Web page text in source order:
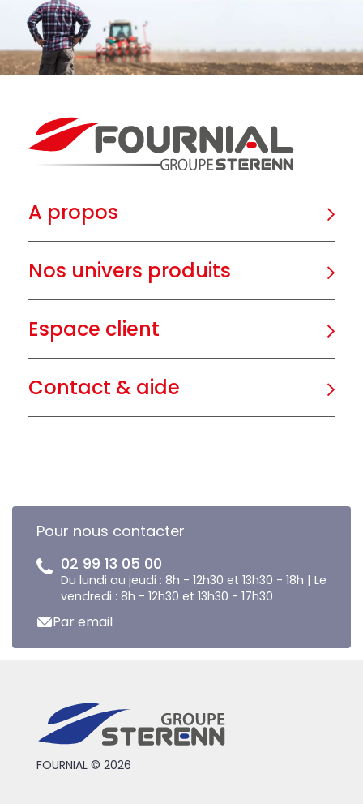
A propos
Nos univers produits
Espace client
Contact & aide
Pour nous contacter
02 99 13 05 00
Du lundi au jeudi : 8h - 12h30 et 13h30 - 18h | Le
vendredi : 8h - 12h30 et 13h30 - 17h30
Par email
FOURNIAL © 2026